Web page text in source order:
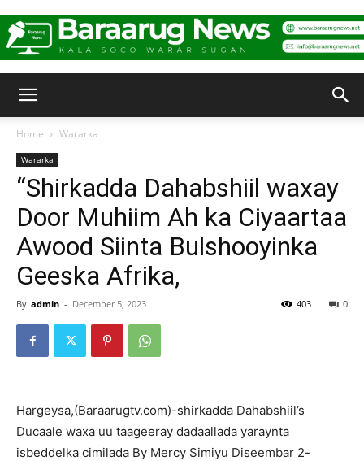
Home Wararka
Wararka
“Shirkadda Dahabshiil waxay
Door Muhiim Ah ka Ciyaartaa
Awood Siinta Bulshooyinka
Geeska Afrika,
By admin - December 5, 2023 0
403
Hargeysa,(Baraarugtv.com)-shirkadda Dahabshiil’s
Ducaale waxa uu taageeray dadaallada yaraynta
isbeddelka cimilada By Mercy Simiyu Diseembar 2-